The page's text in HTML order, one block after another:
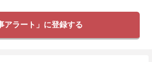
アラート」に登録する